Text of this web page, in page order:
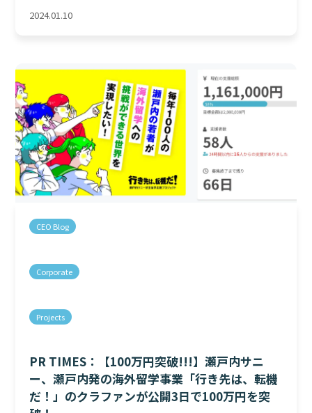
2024.01.10
CEO Blog
Corporate
Projects
PR TIMES：【100万円突破!!!】瀬戸内サニ
ー、瀬戸内発の海外留学事業「行き先は、転機
だ！」のクラファンが公開3日で100万円を突